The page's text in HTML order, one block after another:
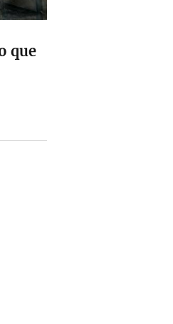
que